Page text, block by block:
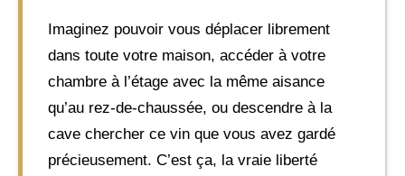
Imaginez pouvoir vous déplacer librement
dans toute votre maison, accéder à votre
chambre à l’étage avec la même aisance
qu’au rez-de-chaussée, ou descendre à la
cave chercher ce vin que vous avez gardé
précieusement. C’est ça, la vraie liberté